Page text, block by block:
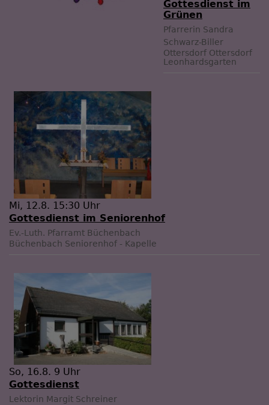
Gottesdienst im
Grünen
Pfarrerin Sandra
Schwarz-Biller
Ottersdorf Ottersdorf
Leonhardsgarten
Mi, 12.8. 15:30 Uhr
Gottesdienst im Seniorenhof
Ev.-Luth. Pfarramt Büchenbach
Büchenbach Seniorenhof - Kapelle
So, 16.8. 9 Uhr
Gottesdienst
Lektorin Margit Schreiner